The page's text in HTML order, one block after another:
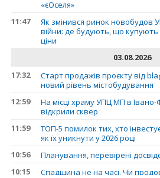
«єОселя»
11:47
Як змінився ринок новобудов
війни: де будують, що купують
ціни
03.08.2026
17:32
Старт продажів проєкту від
новий рівень містобудування
12:59
На місці храму УПЦ МП в Івано-
відкрили сквер
11:59
ТОП-5 помилок тих, хто
як їх уникнути у 2026 році
10:56
Планування, перевірені
10:15
Спадщина не на часі. Чи